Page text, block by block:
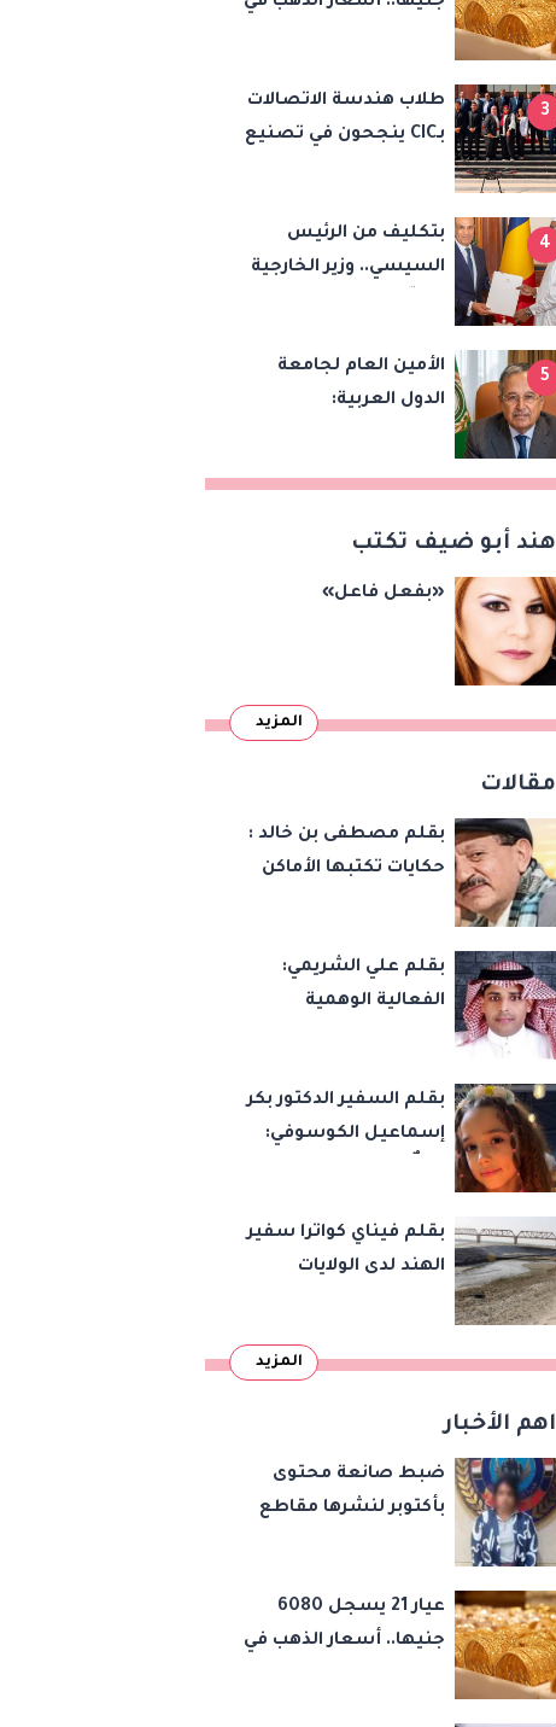
3
طلاب هندسة الاتصالات
بـCIC ينجحون في تصنيع
وزارة الدفاع وتوظيف
تقنيات 6G
4
بتكليف من الرئيس
السيسي.. وزير الخارجية
تعزيز الشراكة
الاستراتيجية بين
5
الأمين العام لجامعة
الدول العربية:
هند أبو ضيف تكتب
«بفعل فاعل»
المزيد
مقالات
بقلم مصطفى بن خالد :
حكايات تكتبها الأماكن
بقلم علي الشريمي:
الفعالية الوهمية
بقلم السفير الدكتور بكر
إسماعيل الكوسوفي:
بقلم فيناي كواترا سفير
الهند لدى الولايات
وقت طويل من تعليق
المزيد
اهم الأخبار
ضبط صانعة محتوى
بأكتوبر لنشرها مقاطع
والأرباح
عيار 21 يسجل 6080
جنيها.. أسعار الذهب في